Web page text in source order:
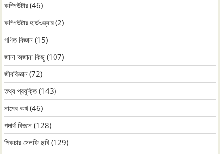
কম্পিউটার (46)
কম্পিউটার হার্ডওয়্যার (2)
গণিত বিজ্ঞান (15)
জানা অজানা কিছু (107)
জীববিজ্ঞান (72)
তথ্য প্রযুক্তি(143)
নামের অর্থ(46)
পদার্থ বিজ্ঞান (128)
পিকচার সেলফি ছবি (129)